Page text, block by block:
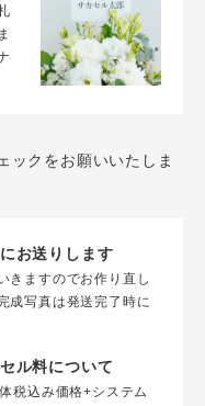
ックをお願いいたしま
お送りします
きますのでお作り直し
成写真は発送完了時に
ル料について
税込み価格+システム